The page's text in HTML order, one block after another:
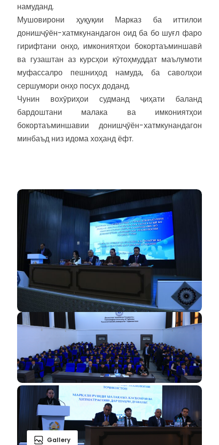
намуданд.
Мушовирони ҳуқуқии Марказ ба иттилои
донишҷӯён-хатмкунандагон оид ба бо шуғл фаро
гирифтани онҳо, имкониятҳои бокортаъминшавӣ
ва гузаштан аз курсҳои кӯтоҳмуддат маълумоти
муфассалро пешниҳод намуда, ба саволҳои
сершумори онҳо посух доданд.
Чунин вохӯриҳои судманд ҷиҳати баланд
бардоштани малака ва имкониятҳои
бокортаъминшавии донишҷӯён-хатмкунандагон
минбаъд низ идома хоҳанд ёфт.
Gallery